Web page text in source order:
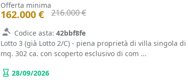
Offerta minima
162.000 € 216.000 €
Codice asta: 42bbf8fe
Lotto 3 (già Lotto 2/C) - piena proprietà di villa singola
mq. 302 ca. con scoperto esclusivo di com ...
28/09/2026